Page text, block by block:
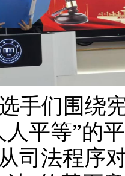
手们围绕
人平等”的
司法程序